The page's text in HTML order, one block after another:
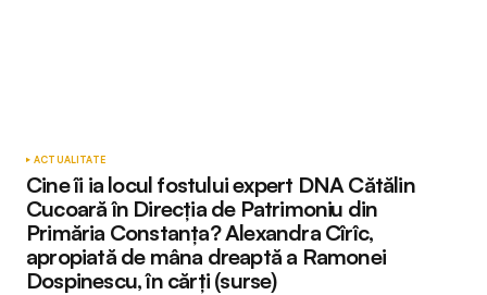
ACTUALITATE
Cine îi ia locul fostului expert DNA Cătălin
Cucoară în Direcția de Patrimoniu din
Primăria Constanța? Alexandra Cîrîc,
apropiată de mâna dreaptă a Ramonei
Dospinescu, în cărți (surse)